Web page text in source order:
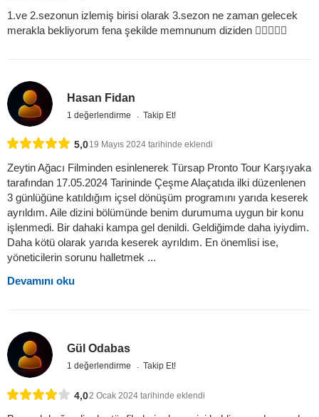
1.ve 2.sezonun izlemiş birisi olarak 3.sezon ne zaman gelecek
merakla bekliyorum fena şekilde memnunum diziden 
Hasan Fidan
1 değerlendirme Takip Et!
5,019 Mayıs 2024 tarihinde eklendi
Zeytin Ağacı Filminden esinlenerek Türsap Pronto Tour Karşıyaka
tarafından 17.05.2024 Tarininde Çeşme Alaçatıda ilki düzenlenen
3 günlüğüne katıldığım içsel dönüşüm programını yarıda keserek
ayrıldım. Aile dizini bölümünde benim durumuma uygun bir konu
işlenmedi. Bir dahaki kampa gel denildi. Geldiğimde daha iyiydim.
Daha kötü olarak yarıda keserek ayrıldım. En önemlisi ise,
yöneticilerin sorunu halletmek ...
Devamını oku
Gül Odabas
1 değerlendirme Takip Et!
4,02 Ocak 2024 tarihinde eklendi